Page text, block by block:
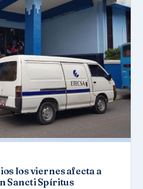
los viernes afecta a
Sancti Spíritus